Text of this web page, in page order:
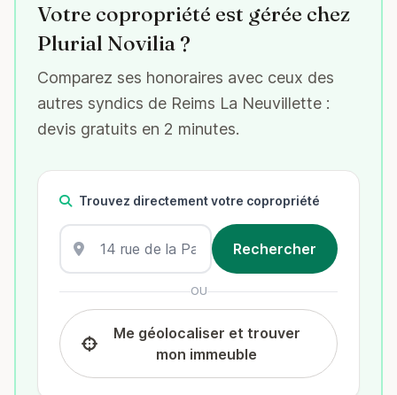
Votre copropriété est gérée chez
Plurial Novilia ?
Comparez ses honoraires avec ceux des
autres syndics de Reims La Neuvillette :
devis gratuits en 2 minutes.
Trouvez directement votre copropriété
OU
Me géolocaliser et trouver
mon immeuble